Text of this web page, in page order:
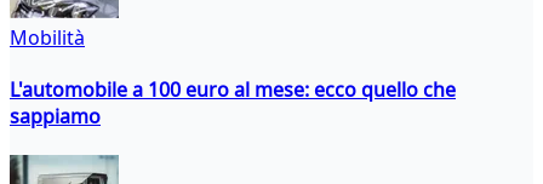
Mobilità
L'automobile a 100 euro al mese: ecco quello che
sappiamo